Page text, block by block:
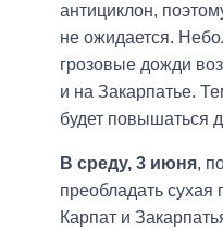
антициклон,
не ожидается.
грозовые дожди
и на Закарпатье.
будет повышаться
В среду, 3 июня,
преобладать сухая
Карпат и